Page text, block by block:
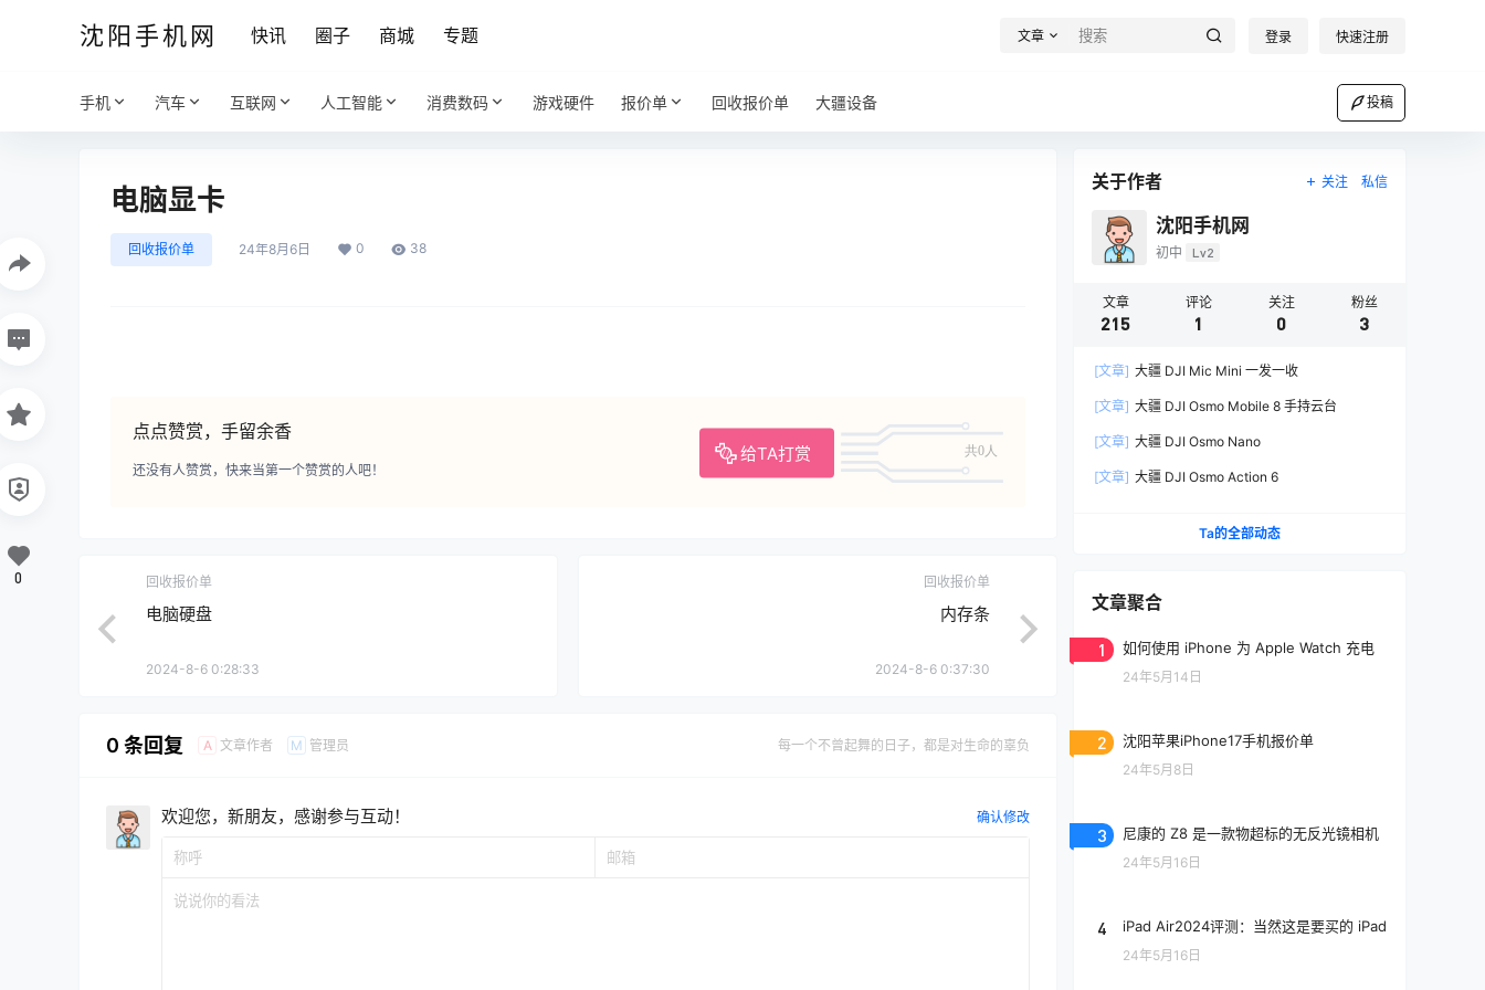
沈阳手机网 快讯 圈子 商城 专题 文章 登录 快速注册
手机 汽车 互联网 人工智能 消费数码 游戏硬件 报价单 回收报价单 大疆设备 投稿
电脑显卡
回收报价单 24年8月6日 0 38
点点赞赏，手留余香
给TA打赏 共0人
还没有人赞赏，快来当第一个赞赏的人吧！
0 回收报价单
电脑硬盘
2024-8-6 0:28:33
回收报价单
内存条
2024-8-6 0:37:30
0 条回复 A 文章作者 M 管理员 每一个不曾起舞的日子，都是对生命的辜负
欢迎您，新朋友，感谢参与互动！ 确认修改
关于作者 关注 私信
沈阳手机网
初中 Lv2
文章
215
评论
1
关注
0
粉丝
3
[文章] 大疆 DJI Mic Mini 一发一收
[文章] 大疆 DJI Osmo Mobile 8 手持云台
[文章] 大疆 DJI Osmo Nano
[文章] 大疆 DJI Osmo Action 6
Ta的全部动态
文章聚合
1 如何使用 iPhone 为 Apple Watch 充电
24年5月14日
2 沈阳苹果iPhone17手机报价单
24年5月8日
3 尼康的 Z8 是一款物超标的无反光镜相机
24年5月16日
4 iPad Air2024评测：当然这是要买的 iPad
24年5月16日